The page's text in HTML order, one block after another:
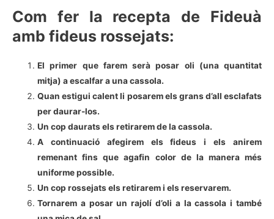
Com fer la recepta de Fideuà
amb fideus rossejats:
El primer que farem serà posar oli (una quantitat
mitja) a escalfar a una cassola.
Quan estigui calent li posarem els grans d’all esclafats
per daurar-los.
Un cop daurats els retirarem de la cassola.
A continuació afegirem els fideus i els anirem
remenant fins que agafin color de la manera més
uniforme possible.
Un cop rossejats els retirarem i els reservarem.
Tornarem a posar un rajolí d’oli a la cassola i també